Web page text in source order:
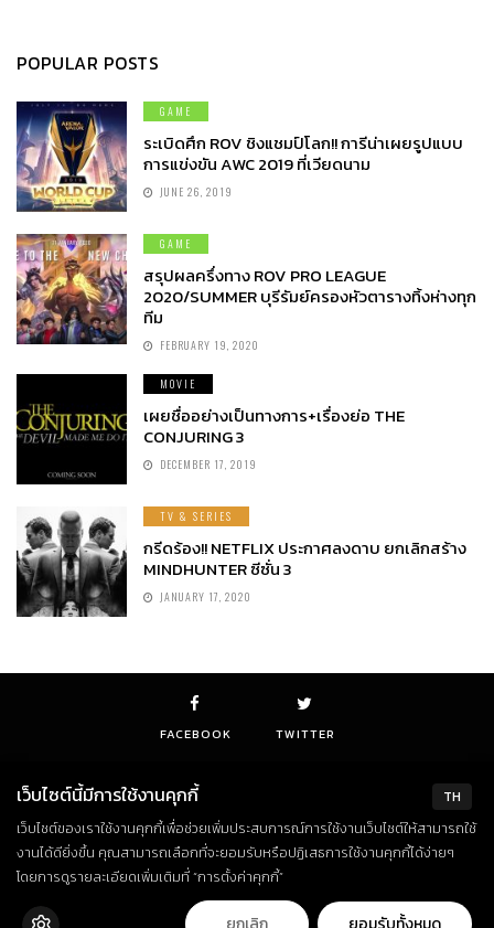
POPULAR POSTS
GAME
ระเบิดศึก ROV ชิงแชมป์โลก!! การีน่าเผยรูปแบบ
การแข่งขัน AWC 2019 ที่เวียดนาม
JUNE 26, 2019
GAME
สรุปผลครึ่งทาง ROV PRO LEAGUE
2020/SUMMER บุรีรัมย์ครองหัวตารางทิ้งห่างทุก
ทีม
FEBRUARY 19, 2020
MOVIE
เผยชื่ออย่างเป็นทางการ+เรื่องย่อ THE
CONJURING 3
DECEMBER 17, 2019
TV & SERIES
กรีดร้อง!! NETFLIX ประกาศลงดาบ ยกเลิกสร้าง
MINDHUNTER ซีซั่น 3
JANUARY 17, 2020
FACEBOOK TWITTER
© Copyright 2018. All Rights Reserved
TH
เว็บไซต์นี้มีการใช้งานคุกกี้
เว็บไซต์ของเราใช้งานคุกกี้เพื่อช่วยเพิ่มประสบการณ์การใช้งานเว็บไซต์ให้สามารถใช้
งานได้ดียิ่งขึ้น คุณสามารถเลือกที่จะยอมรับหรือปฏิเสธการใช้งานคุกกี้ได้ง่ายๆ
โดยการดูรายละเอียดเพิ่มเติมที่ “การตั้งค่าคุกกี้”